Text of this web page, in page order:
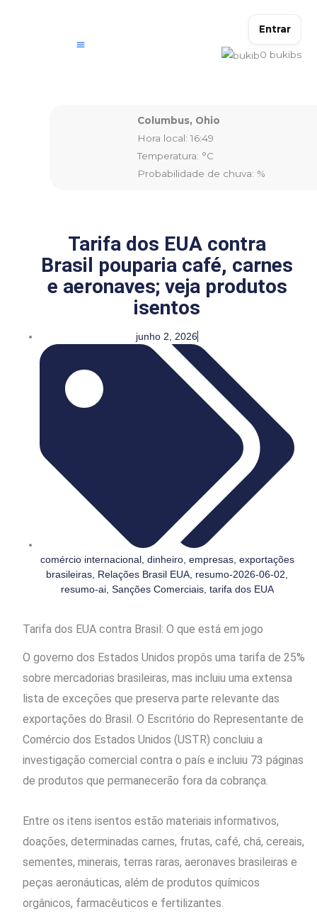
Entrar
0 bukibs
Columbus, Ohio
Hora local: 16:49
Temperatura: °C
Probabilidade de chuva: %
Tarifa dos EUA contra
Brasil pouparia café, carnes
e aeronaves; veja produtos
isentos
junho 2, 2026
comércio internacional, dinheiro, empresas, exportações
brasileiras Relações Brasil EUA resumo-2026-06-02
resumo-ai, Sanções Comerciais, tarifa dos EUA
Tarifa dos EUA contra Brasil: O que está em jogo
O governo dos Estados Unidos propôs uma tarifa de 25%
sobre mercadorias brasileiras, mas incluiu uma extensa
lista de exceções que preserva parte relevante das
exportações do Brasil. O Escritório do Representante de
Comércio dos Estados Unidos (USTR) concluiu a
investigação comercial contra o país e incluiu 73 páginas
de produtos que permanecerão fora da cobrança.
Entre os itens isentos estão materiais informativos,
doações, determinadas carnes, frutas, café, chá, cereais,
sementes, minerais, terras raras, aeronaves brasileiras e
peças aeronáuticas, além de produtos químicos
orgânicos, farmacêuticos e fertilizantes.